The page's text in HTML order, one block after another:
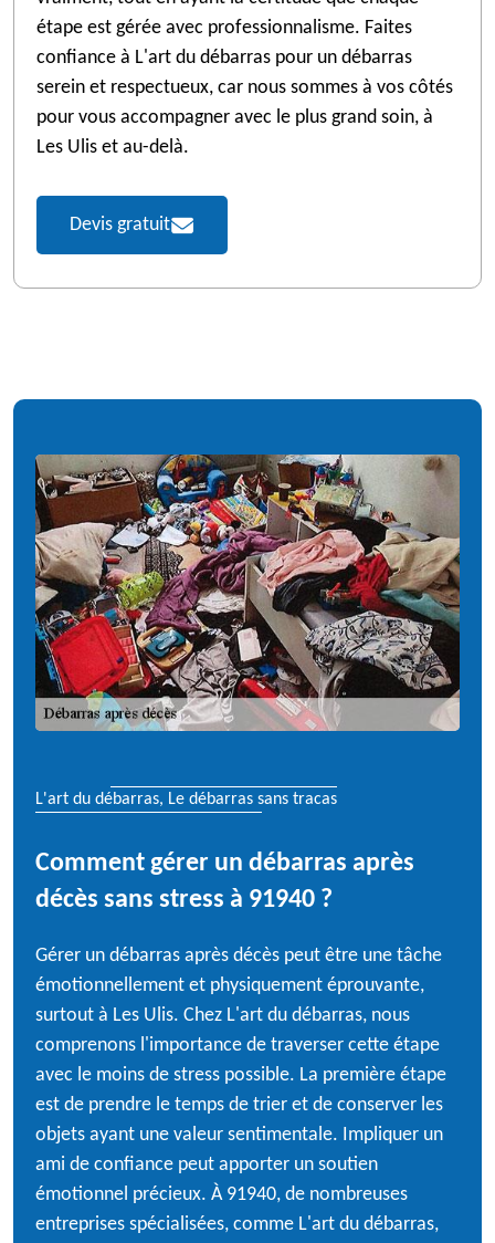
étape est gérée avec professionnalisme. Faites
confiance à L'art du débarras pour un débarras
serein et respectueux, car nous sommes à vos côtés
pour vous accompagner avec le plus grand soin, à
Les Ulis et au-delà.
Devis gratuit
L'art du débarras, Le débarras sans tracas
Comment gérer un débarras après
décès sans stress à 91940 ?
Gérer un débarras après décès peut être une tâche
émotionnellement et physiquement éprouvante,
surtout à Les Ulis. Chez L'art du débarras, nous
comprenons l'importance de traverser cette étape
avec le moins de stress possible. La première étape
est de prendre le temps de trier et de conserver les
objets ayant une valeur sentimentale. Impliquer un
ami de confiance peut apporter un soutien
émotionnel précieux. À 91940, de nombreuses
entreprises spécialisées, comme L'art du débarras,